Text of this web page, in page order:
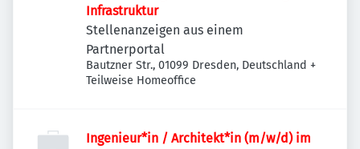
Infrastruktur
Stellenanzeigen aus einem
Partnerportal
Bautzner Str., 01099 Dresden, Deutschland +
Teilweise Homeoffice
Ingenieur*in / Architekt*in (m/w/d) im